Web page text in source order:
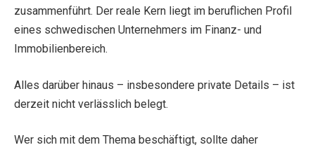
zusammenführt. Der reale Kern liegt im beruflichen Profil
eines schwedischen Unternehmers im Finanz- und
Immobilienbereich.
Alles darüber hinaus – insbesondere private Details – ist
derzeit nicht verlässlich belegt.
Wer sich mit dem Thema beschäftigt, sollte daher